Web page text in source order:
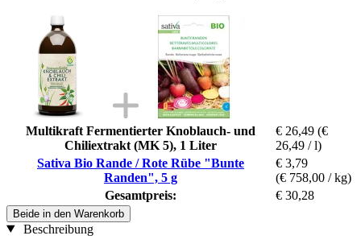
Multikraft Fermentierter Knoblauch- und
Chiliextrakt (MK 5), 1 Liter
€ 26,49 (€
26,49 / l)
Sativa Bio Rande / Rote Rübe "Bunte
Randen", 5 g
€ 3,79
(€ 758,00 / kg)
Gesamtpreis:
€ 30,28
Beide in den Warenkorb
Beschreibung